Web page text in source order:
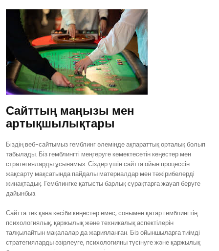
Сайттың маңызы мен
артықшылықтары
Біздің веб-сайтымыз гемблинг әлемінде ақпараттық орталық болып
табылады. Біз гемблингті меңгеруге көмектесетін кеңестер мен
стратегияларды ұсынамыз. Сіздер үшін сайтта ойын процессін
жақсарту мақсатында пайдалы материалдар мен тәжірибелерді
жинақтадық. Гемблингке қатысты барлық сұрақтарға жауап беруге
дайынбыз.
Сайтта тек қана кәсіби кеңестер емес, сонымен қатар гемблингтің
психологиялық, қаржылық және техникалық аспектілерін
талқылайтын мақалалар да жарияланған. Біз ойыншыларға тиімді
стратегияларды әзірлеуге, психологияны түсінуге және қаржылық